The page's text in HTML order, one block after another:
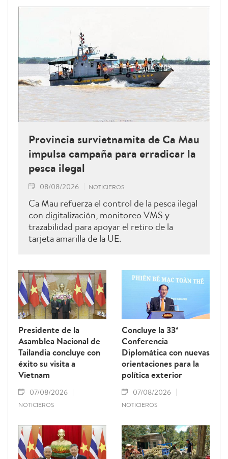
Provincia survietnamita de Ca Mau
impulsa campaña para erradicar la
pesca ilegal
08/08/2026 NOTICIEROS
Ca Mau refuerza el control de la pesca ilegal
con digitalización, monitoreo VMS y
trazabilidad para apoyar el retiro de la
tarjeta amarilla de la UE.
Presidente de la
Asamblea Nacional de
Tailandia concluye con
éxito su visita a
Vietnam
07/08/2026
NOTICIEROS
Concluye la 33ª
Conferencia
Diplomática con nuevas
orientaciones para la
política exterior
07/08/2026
NOTICIEROS